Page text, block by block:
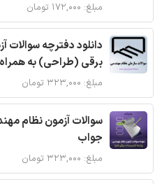
مبلغ: ۱۷۲,۰۰۰ تومان
دانلود دفترچه
برقی (طراحی) به
مبلغ: ۳۲۳,۰۰۰ تومان
سوالات آزمون نظام
جواب
مبلغ: ۳۲۳,۰۰۰ تومان